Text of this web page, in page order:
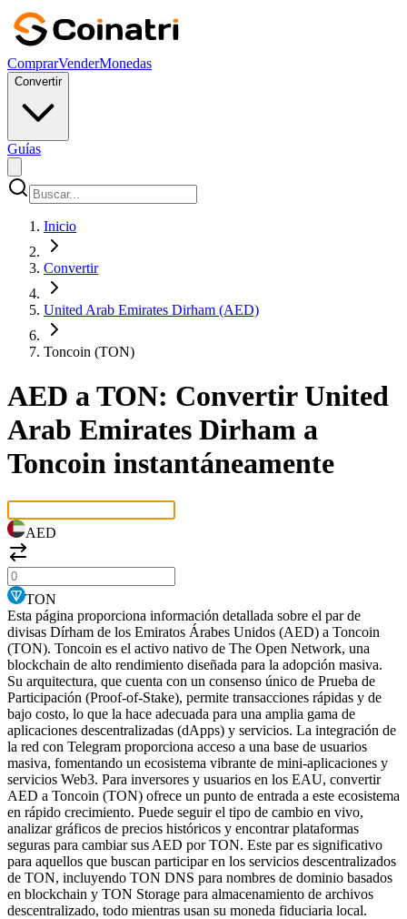
ComprarVenderMonedas
Convertir
Guías
Inicio
Convertir
United Arab Emirates Dirham (AED)
Toncoin (TON)
AED a TON: Convertir United
Arab Emirates Dirham a
Toncoin instantáneamente
AED
TON
Esta página proporciona información detallada sobre el par de
divisas Dírham de los Emiratos Árabes Unidos (AED) a Toncoin
(TON). Toncoin es el activo nativo de The Open Network, una
blockchain de alto rendimiento diseñada para la adopción masiva.
Su arquitectura, que cuenta con un consenso único de Prueba de
Participación (Proof-of-Stake), permite transacciones rápidas y de
bajo costo, lo que la hace adecuada para una amplia gama de
aplicaciones descentralizadas (dApps) y servicios. La integración de
la red con Telegram proporciona acceso a una base de usuarios
masiva, fomentando un ecosistema vibrante de mini-aplicaciones y
servicios Web3. Para inversores y usuarios en los EAU, convertir
AED a Toncoin (TON) ofrece un punto de entrada a este ecosistema
en rápido crecimiento. Puede seguir el tipo de cambio en vivo,
analizar gráficos de precios históricos y encontrar plataformas
seguras para cambiar sus AED por TON. Este par es significativo
para aquellos que buscan participar en los servicios descentralizados
de TON, incluyendo TON DNS para nombres de dominio basados
en blockchain y TON Storage para almacenamiento de archivos
descentralizado, todo mientras usan su moneda fiduciaria local.